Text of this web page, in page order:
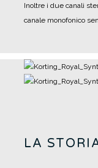
Inoltre i due canali
canale monofonico
LA